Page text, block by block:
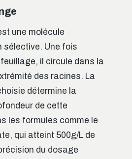
une molécule
sélective. Une fois
il circule dans la
des racines. La
détermine la
de cette
les formules comme le
qui atteint 500g/L de
du dosage